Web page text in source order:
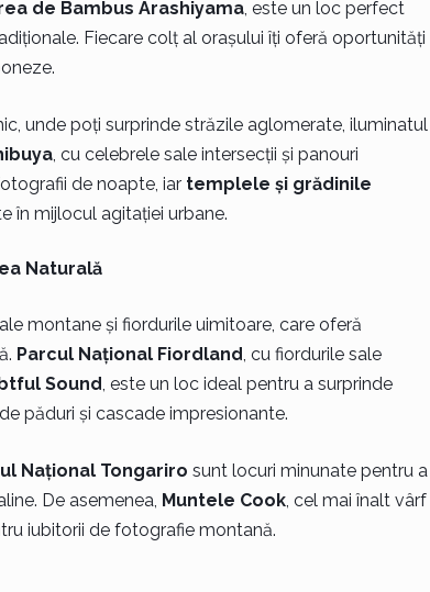
de Bambus Arashiyama, este un loc perfect
Fiecare colț al orașului îți oferă oportunități
unde poți surprinde străzile aglomerate, iluminatul
, cu celebrele sale intersecții și panouri
de noapte, iar templele și grădinile
în mijlocul agitației urbane.
Naturală
montane și fiordurile uimitoare, care oferă
Parcul Național Fiordland, cu fiordurile sale
Sound, este un loc ideal pentru a surprinde
păduri și cascade impresionante.
Național Tongariro sunt locuri minunate pentru a
De asemenea, Muntele Cook, cel mai înalt vârf
iubitorii de fotografie montană.